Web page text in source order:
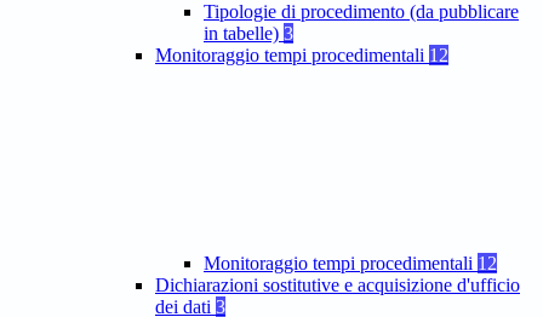
Tipologie di procedimento (da pubblicare
in tabelle) 3
Monitoraggio tempi procedimentali 12
Monitoraggio tempi procedimentali 12
Dichiarazioni sostitutive e acquisizione d'ufficio
dei dati 3